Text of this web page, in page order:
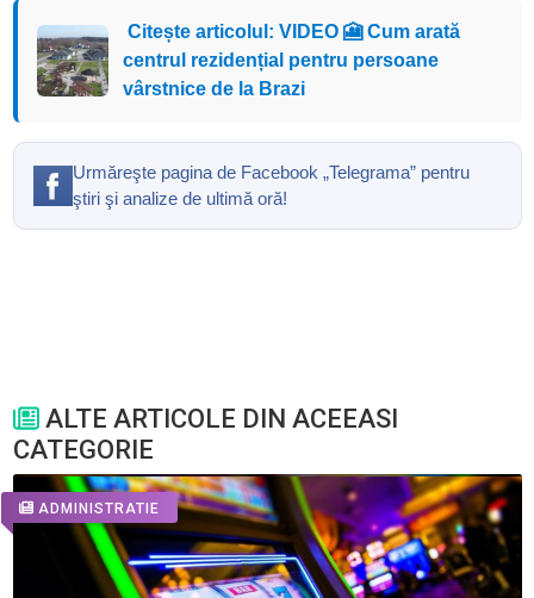
Citește articolul: VIDEO 🎦 Cum arată
centrul rezidențial pentru persoane
vârstnice de la Brazi
Urmăreşte pagina de Facebook „Telegrama” pentru
ştiri şi analize de ultimă oră!
ALTE ARTICOLE DIN ACEEASI
CATEGORIE
ADMINISTRATIE